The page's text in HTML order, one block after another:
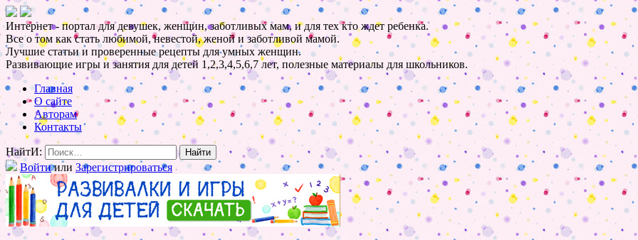
Интернет - портал для девушек, женщин, заботливых мам, и для тех кто ждет ребенка.
Все о том как стать любимой, невестой, женой и заботливой мамой.
Лучшие статьи и проверенные рецепты для умных женщин.
Развивающие игры и занятия для детей 1,2,3,4,5,6,7 лет, полезные материалы для школьников.
Главная
О сайте
Авторам
Контакты
НайтИ:
Войтиили Зарегистрироваться